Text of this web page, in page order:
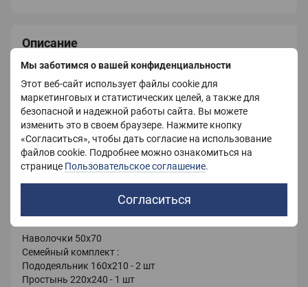
Мы заботимся о вашей конфиденциальности
Этот веб-сайт использует файлы cookie для
маркетинговых и статистических целей, а также для
безопасной и надежной работы сайта. Вы можете
изменить это в своем браузере. Нажмите кнопку
«Согласиться», чтобы дать согласие на использование
файлов cookie. Подробнее можно ознакомиться на
странице Пользовательское соглашение.
Согласиться
Описание
Плюшевое постельное белье (велюровое) из
микрофибры
Размер Евро :
Пододеяльник 200х220
Простынь 220х240
Наволочки 50х70
Пододеяльник 160х200
Простынь 180х200
Наволочки 50х70
Семейный комплект :
Пододеяльник 160х210 - 2 шт
Простынь 220х240 - 1 шт